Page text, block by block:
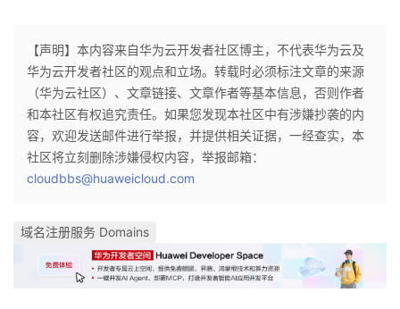
【声明】本内容来自华为云开发者社区博主，不代表华为云及
华为云开发者社区的观点和立场。转载时必须标注文章的来源
（华为云社区）、文章链接、文章作者等基本信息，否则作者
和本社区有权追究责任。如果您发现本社区中有涉嫌抄袭的内
容，欢迎发送邮件进行举报，并提供相关证据，一经查实，本
社区将立刻删除涉嫌侵权内容，举报邮箱：
cloudbbs@huaweicloud.com
域名注册服务 Domains